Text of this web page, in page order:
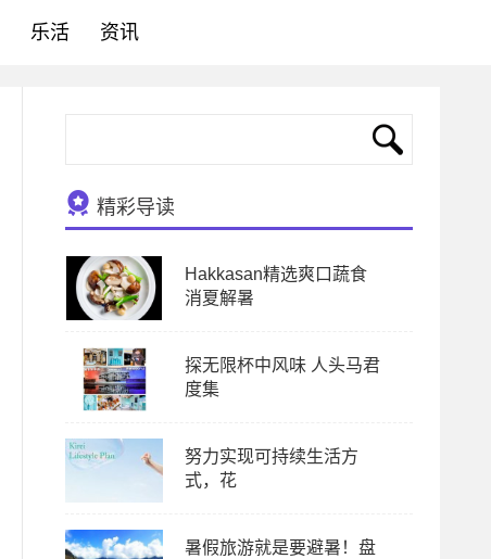
乐活 资讯
精彩导读
Hakkasan精选爽口蔬食
消夏解暑
探无限杯中风味 人头马君
度集
努力实现可持续生活方
式，花
暑假旅游就是要避暑！盘